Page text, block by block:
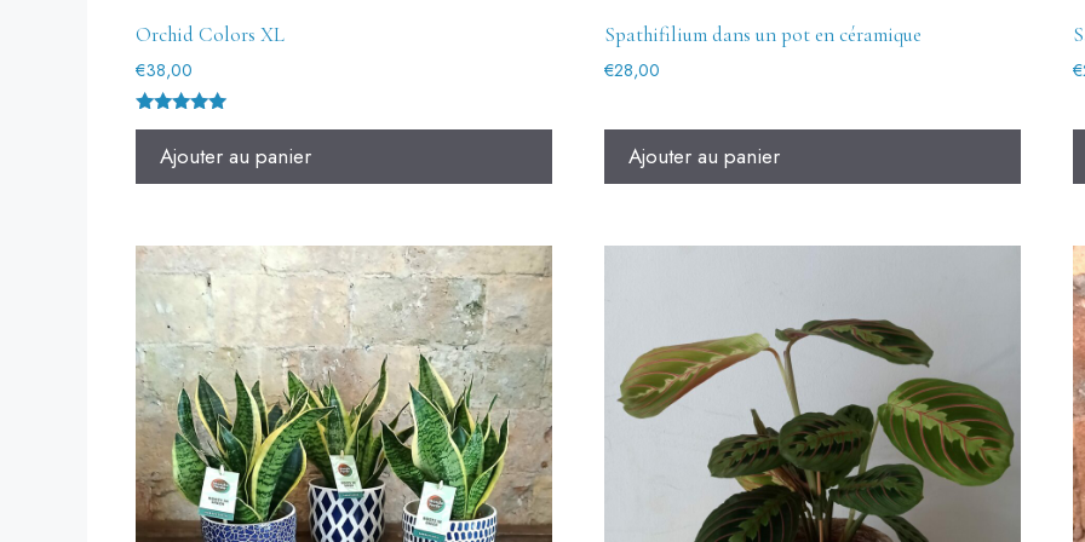
Orchid Colors XL
€38,00
Note
sur 5
Ajouter au panier
Spathifilium dans un pot en céramique
€28,00
Ajouter au panier
€